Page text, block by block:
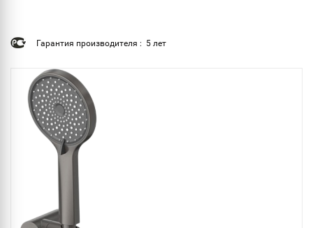
Гарантия производителя : 5 лет